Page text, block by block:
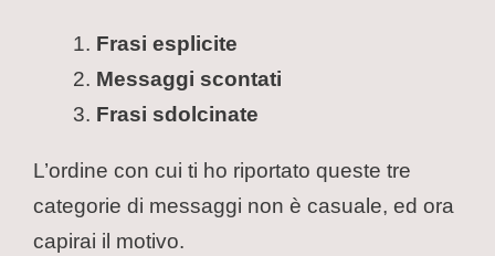
Frasi esplicite
Messaggi scontati
Frasi sdolcinate
L’ordine con cui ti ho riportato queste tre
categorie di messaggi non è casuale, ed ora
capirai il motivo.